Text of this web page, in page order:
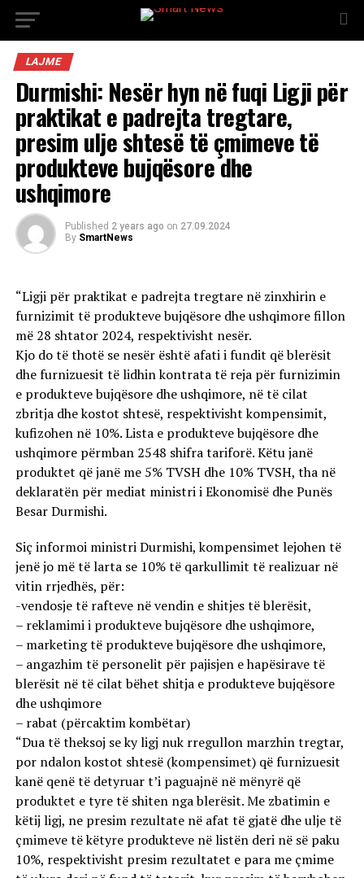
LAJME
Durmishi: Nesër hyn në fuqi Ligji për
praktikat e padrejta tregtare,
presim ulje shtesë të çmimeve të
produkteve bujqësore dhe
ushqimore
Published 2 years ago on 27.09.2024
By SmartNews
“Ligji për praktikat e padrejta tregtare në zinxhirin e
furnizimit të produkteve bujqësore dhe ushqimore fillon
më 28 shtator 2024, respektivisht nesër.
Kjo do të thotë se nesër është afati i fundit që blerësit
dhe furnizuesit të lidhin kontrata të reja për furnizimin
e produkteve bujqësore dhe ushqimore, në të cilat
zbritja dhe kostot shtesë, respektivisht kompensimit,
kufizohen në 10%. Lista e produkteve bujqësore dhe
ushqimore përmban 2548 shifra tariforë. Këtu janë
produktet që janë me 5% TVSH dhe 10% TVSH, tha në
deklaratën për mediat ministri i Ekonomisë dhe Punës
Besar Durmishi.
Siç informoi ministri Durmishi, kompensimet lejohen të
jenë jo më të larta se 10% të qarkullimit të realizuar në
vitin rrjedhës, për:
-vendosje të rafteve në vendin e shitjes të blerësit,
– reklamimi i produkteve bujqësore dhe ushqimore,
– marketing të produkteve bujqësore dhe ushqimore,
– angazhim të personelit për pajisjen e hapësirave të
blerësit në të cilat bëhet shitja e produkteve bujqësore
dhe ushqimore
– rabat (përcaktim kombëtar)
“Dua të theksoj se ky ligj nuk rregullon marzhin tregtar,
por ndalon kostot shtesë (kompensimet) që furnizuesit
kanë qenë të detyruar t’i paguajnë në mënyrë që
produktet e tyre të shiten nga blerësit. Me zbatimin e
këtij ligj, ne presim rezultate në afat të gjatë dhe ulje të
çmimeve të këtyre produkteve në listën deri në së paku
10%, respektivisht presim rezultatet e para me çmime